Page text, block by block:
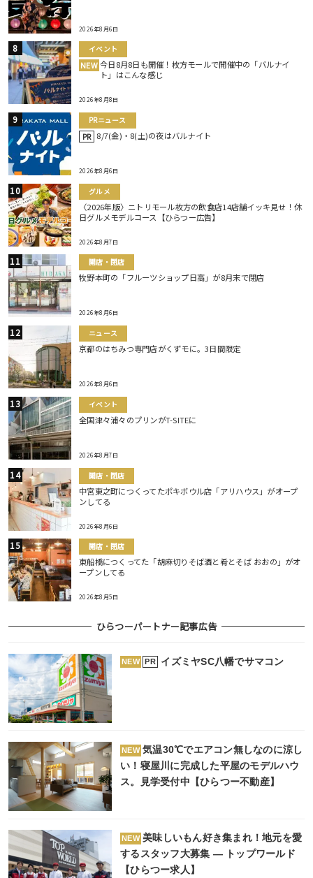
2026年8月6日
イベント
NEW 今日8月8日も開催！枚方モールで開催中の「バルナイ
ト」はこんな感じ
2026年8月8日
PRニュース
PR 8/7(金)・8(土)の夜はバルナイト
2026年8月6日
グルメ
〈2026年版〉ニトリモール枚方の飲食店14店舗イッキ見せ！休
日グルメモデルコース【ひらつー広告】
2026年8月7日
開店・閉店
牧野本町の「フルーツショップ日高」が8月末で閉店
2026年8月6日
ニュース
京都のはちみつ専門店がくずモに。3日間限定
2026年8月6日
イベント
全国津々浦々のプリンがT-SITEに
2026年8月7日
開店・閉店
中宮東之町につくってたポキボウル店「アリハウス」がオープ
ンしてる
2026年8月6日
開店・閉店
東船橋につくってた「胡麻切りそば酒と肴とそば おおの」がオ
ープンしてる
2026年8月5日
ひらつーパートナー記事広告
NEW PR イズミヤSC八幡でサマコン
NEW 気温30℃でエアコン無しなのに涼し
い！寝屋川に完成した平屋のモデルハウ
ス。見学受付中【ひらつー不動産】
NEW 美味しいもん好き集まれ！地元を愛
するスタッフ大募集 ― トップワールド
【ひらつー求人】